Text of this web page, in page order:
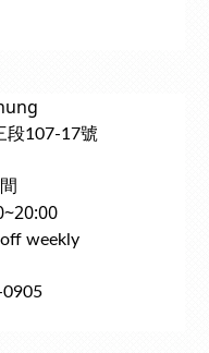
段107-17號
weekly
0905